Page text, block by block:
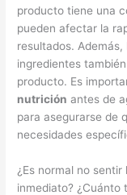
producto tiene una
pueden afectar la
resultados.
ingredientes
producto. Es
nutrición antes de
para asegurarse de
necesidades
¿Es normal no
inmediato? ¿Cuánto